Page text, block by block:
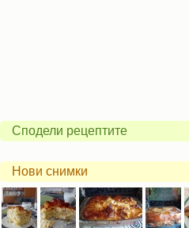
Сподели рецептите
Нови снимки